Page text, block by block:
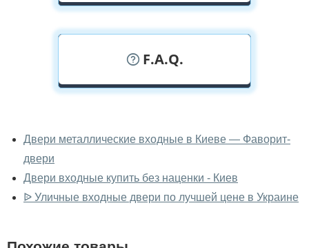
F.A.Q.
металлические двери вживую?
Да, можно посмотреть металлические двери в нашем
фирменном салоне-магазине.
У вас большой магазин?
Двери металлические входные в Киеве — Фаворит-
двери
Двери входные купить без наценки - Киев
ᐉ Уличные входные двери по лучшей цене в Украине